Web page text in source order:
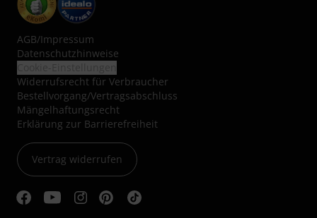
AGB/Impressum
Datenschutzhinweise
Widerrufsrecht für Verbraucher
Bestellvorgang/Vertragsabschluss
Mängelhaftungsrecht
Erklärung zur Barrierefreiheit
Vertrag widerrufen